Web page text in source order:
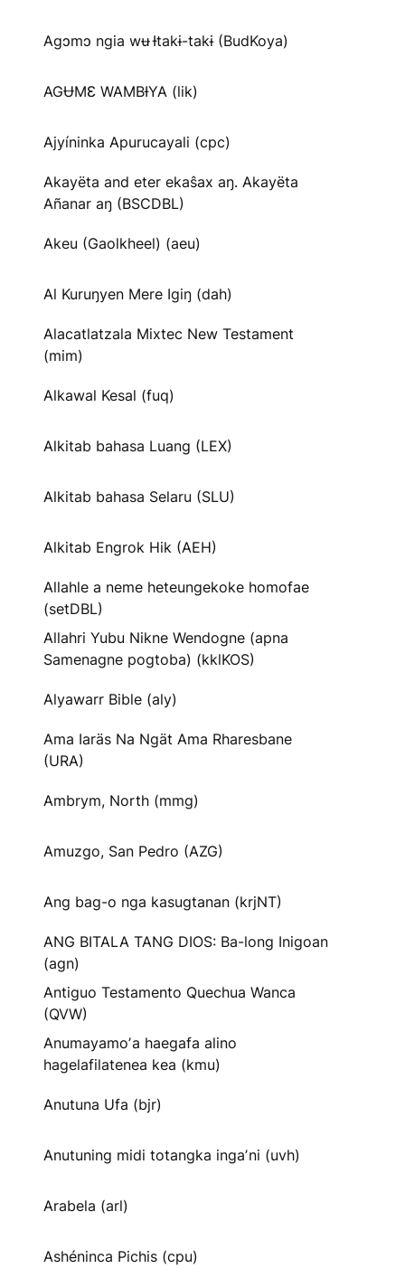
Agɔmɔ ngia wʉ Ɨtakɨ-takɨ (BudKoya)
AGɄMƐ WAMBƗYA (lik)
Ajyíninka Apurucayali (cpc)
Akayëta and eter ekaŝax aŋ. Akayëta
Añanar aŋ (BSCDBL)
Akeu (Gaolkheel) (aeu)
Al Kuruŋyen Mere Igiŋ (dah)
Alacatlatzala Mixtec New Testament
(mim)
Alkawal Kesal (fuq)
Alkitab bahasa Luang (LEX)
Alkitab bahasa Selaru (SLU)
Alkitab Engrok Hik (AEH)
Allahle a neme heteungekoke homofae
(setDBL)
Allahri Yubu Nikne Wendogne (apna
Samenagne pogtoba) (kklKOS)
Alyawarr Bible (aly)
Ama Iaräs Na Ngät Ama Rharesbane
(URA)
Ambrym, North (mmg)
Amuzgo, San Pedro (AZG)
Ang bag-o nga kasugtanan (krjNT)
ANG BITALA TANG DIOS: Ba-long Inigoan
(agn)
Antiguo Testamento Quechua Wanca
(QVW)
Anumayamoʼa haegafa alino
hagelafilatenea kea (kmu)
Anutuna Ufa (bjr)
Anutuning midi totangka ingaʼni (uvh)
Arabela (arl)
Ashéninca Pichis (cpu)